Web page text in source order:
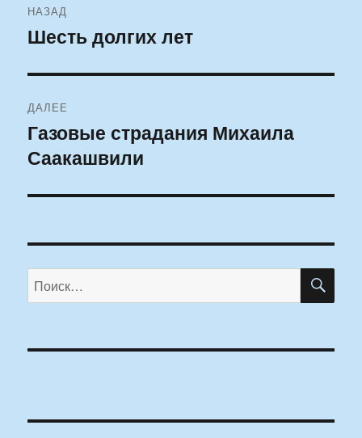
по
НАЗАД
Предыдущая
Шесть долгих лет
ДАЛЕЕ
Следующая
запись:
Газовые страдания Михаила
Саакашвили
Искать: